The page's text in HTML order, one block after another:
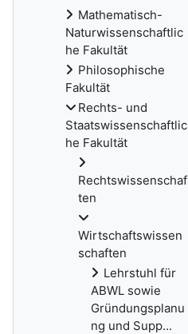
Mathematisch-
Naturwissenschaftlic
he Fakultät
Philosophische
Fakultät
Rechts- und
Staatswissenschaftlic
he Fakultät
Rechtswissenschaf
ten
Wirtschaftswissen
schaften
Lehrstuhl für
ABWL sowie
Gründungsplanu
ng und Supp...